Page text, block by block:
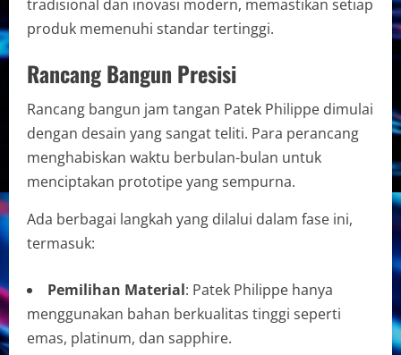
tradisional dan inovasi modern, memastikan setiap
produk memenuhi standar tertinggi.
Rancang Bangun Presisi
Rancang bangun jam tangan Patek Philippe dimulai
dengan desain yang sangat teliti. Para perancang
menghabiskan waktu berbulan-bulan untuk
menciptakan prototipe yang sempurna.
Ada berbagai langkah yang dilalui dalam fase ini,
termasuk:
Pemilihan Material: Patek Philippe hanya
menggunakan bahan berkualitas tinggi seperti
emas, platinum, dan sapphire.